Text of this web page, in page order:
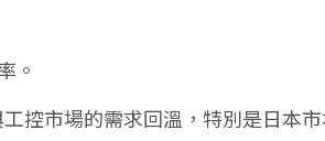
。
控市場的需求回溫，特別是日本